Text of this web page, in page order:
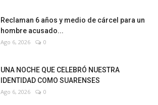
Reclaman 6 años y medio de cárcel para un
hombre acusado...
Ago 6, 2026 0
UNA NOCHE QUE CELEBRÓ NUESTRA
IDENTIDAD COMO SUARENSES
Ago 6, 2026 0